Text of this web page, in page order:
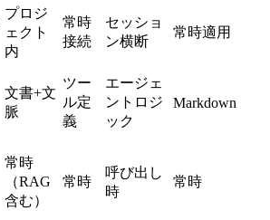
プロジ
ェクト
内
常時
接続
セッショ
ン横断
常時適用
文書+文
脈
ツー
ル定
義
エージェ
ントロジ
ック
Markdown
常時
（RAG
含む）
常時
呼び出し
時
常時